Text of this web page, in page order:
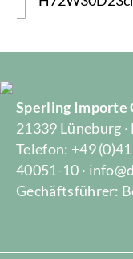
Sperling Importe
21339 Lüneburg
Telefon: +49
40051-10 ·
Gechäftsführer: